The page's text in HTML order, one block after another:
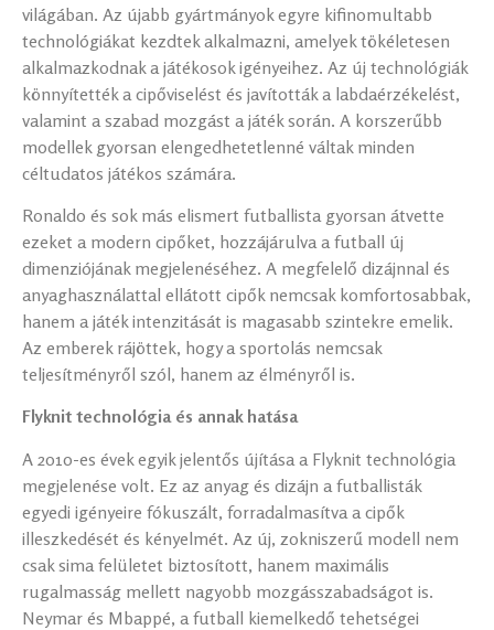
világában. Az újabb gyártmányok egyre kifinomultabb
technológiákat kezdtek alkalmazni, amelyek tökéletesen
alkalmazkodnak a játékosok igényeihez. Az új technológiák
könnyítették a cipőviselést és javították a labdaérzékelést,
valamint a szabad mozgást a játék során. A korszerűbb
modellek gyorsan elengedhetetlenné váltak minden
céltudatos játékos számára.
Ronaldo és sok más elismert futballista gyorsan átvette
ezeket a modern cipőket, hozzájárulva a futball új
dimenziójának megjelenéséhez. A megfelelő dizájnnal és
anyaghasználattal ellátott cipők nemcsak komfortosabbak,
hanem a játék intenzitását is magasabb szintekre emelik.
Az emberek rájöttek, hogy a sportolás nemcsak
teljesítményről szól, hanem az élményről is.
Flyknit technológia és annak hatása
A 2010-es évek egyik jelentős újítása a Flyknit technológia
megjelenése volt. Ez az anyag és dizájn a futballisták
egyedi igényeire fókuszált, forradalmasítva a cipők
illeszkedését és kényelmét. Az új, zokniszerű modell nem
csak sima felületet biztosított, hanem maximális
rugalmasság mellett nagyobb mozgásszabadságot is.
Neymar és Mbappé, a futball kiemelkedő tehetségei